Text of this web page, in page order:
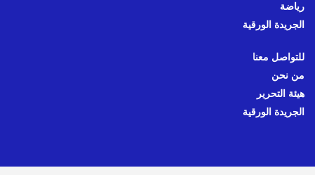
رياضة
الجريدة الورقية
للتواصل معنا
من نحن
هيئة التحرير
الجريدة الورقية